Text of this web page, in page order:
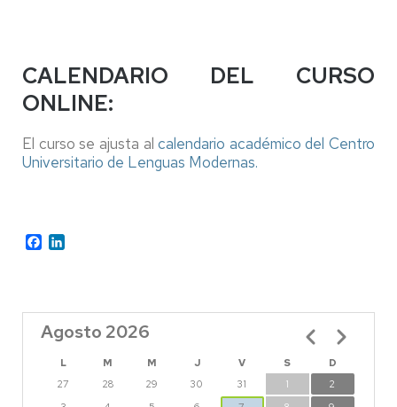
CALENDARIO DEL CURSO
ONLINE:
El curso se ajusta alcalendario académico del Centro
Universitario de Lenguas Modernas.
Facebook
Agosto 2026
L M M J V S
D
27
28 29 30 31 1
2
Paginación